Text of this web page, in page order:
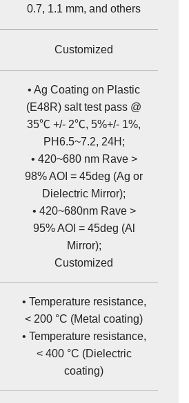
0.7, 1.1 mm, and others
Customized
• Ag Coating on Plastic
(E48R) salt test pass @
35℃ +/- 2℃, 5%+/- 1%,
PH6.5~7.2, 24H;
• 420~680 nm Rave >
98% AOI = 45deg (Ag or
Dielectric Mirror);
• 420~680nm Rave >
95% AOI = 45deg (Al
Mirror);
Customized
• Temperature resistance,
< 200 °C (Metal coating)
• Temperature resistance,
< 400 °C (Dielectric
coating)